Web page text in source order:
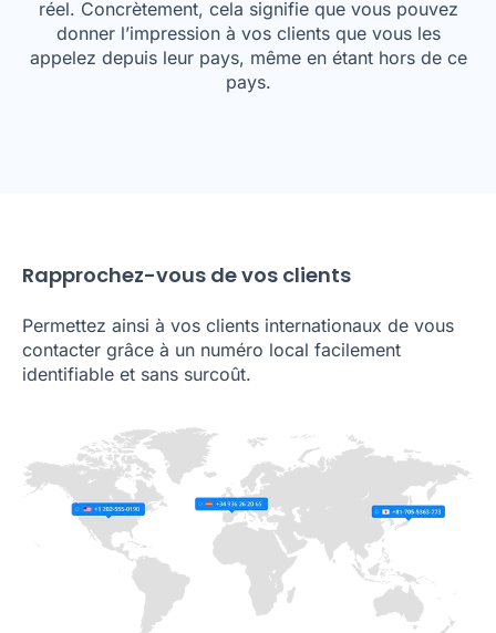
réel. Concrètement, cela signifie que vous pouvez
donner l’impression à vos clients que vous les
appelez depuis leur pays, même en étant hors de ce
pays.
Rapprochez-vous de vos clients
Permettez ainsi à vos clients internationaux de vous
contacter grâce à un numéro local facilement
identifiable et sans surcoût.